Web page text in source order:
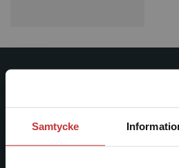
Samtycke
ledande utbildningsförlag. Med
facklitteratur, utbildningar och